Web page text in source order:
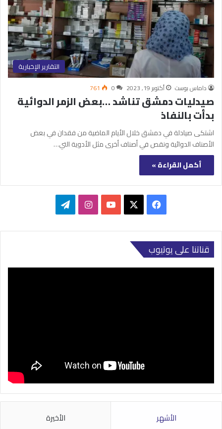
التقارير الإخبارية
داماس بوست أكتوبر 19, 2023 0
761
صيدليات دمشق تناشد …بعض الزمر الدوائية
بدأت بالنفاذ
اشتكى صيادلة في دمشق خلال الأيام الماضية من فقدان في بعض
الأصناف الدوائية ونقص في أصناف أخرى مثل الأدوية التي…
أكمل القراءة »
فيسبوك ‫YouTubeانستقرامتيلقرام
قناتنا على يوتيوب
الأشهر الأخيرة